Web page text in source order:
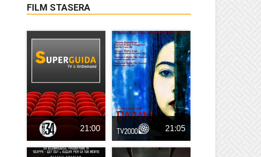
FILM STASERA
21:00 21:05